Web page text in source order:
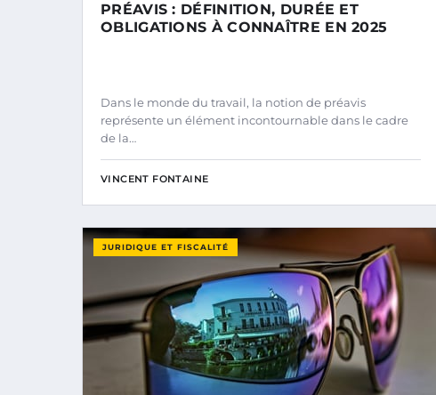
PRÉAVIS : DÉFINITION, DURÉE ET
OBLIGATIONS À CONNAÎTRE EN 2025
Dans le monde du travail, la notion de préavis
représente un élément incontournable dans le cadre
de la…
VINCENT FONTAINE
JURIDIQUE ET FISCALITÉ